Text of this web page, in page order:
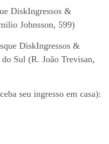
DiskIngressos &
Johnsson, 599)
DiskIngressos &
Sul (R. João Trevisan,
seu ingresso em casa):